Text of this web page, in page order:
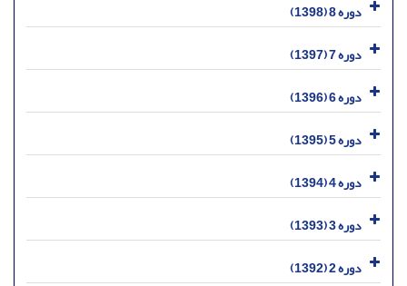
دوره 8 (1398)
دوره 7 (1397)
دوره 6 (1396)
دوره 5 (1395)
دوره 4 (1394)
دوره 3 (1393)
دوره 2 (1392)